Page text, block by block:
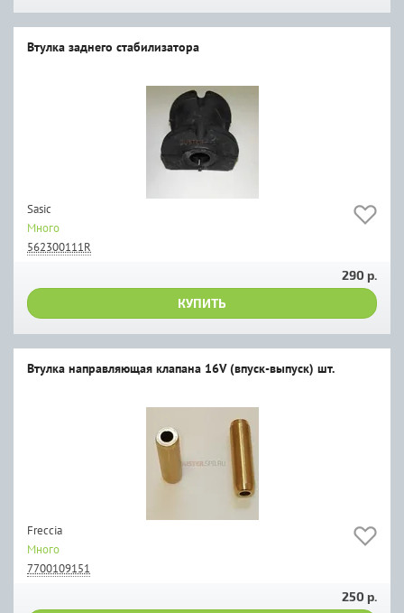
Втулка заднего стабилизатора
Sasic
Много
562300111R
290 р.
КУПИТЬ
Втулка направляющая клапана 16V (впуск-выпуск) шт.
Freccia
Много
7700109151
250 р.